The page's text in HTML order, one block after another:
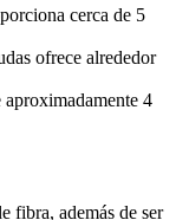
cerca de 5
ofrece alrededor
aproximadamente 4
fibra, además de ser